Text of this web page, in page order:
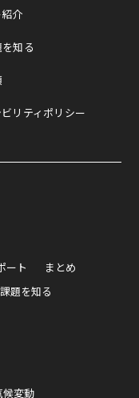
介
知る
リティポリシー
ート
まとめ
題を知る
候変動